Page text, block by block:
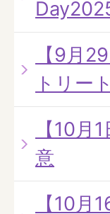
【9月
トリート
【10
意
【10